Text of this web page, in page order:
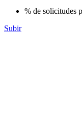
% de solicitudes
Subir